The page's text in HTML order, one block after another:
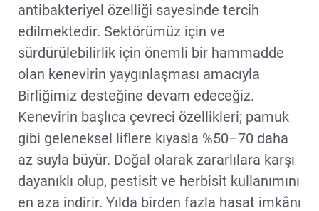
antibakteriyel özelliği sayesinde tercih
edilmektedir. Sektörümüz için ve
sürdürülebilirlik için önemli bir hammadde
olan kenevirin yaygınlaşması amacıyla
Birliğimiz desteğine devam edeceğiz.
Kenevirin başlıca çevreci özellikleri; pamuk
gibi geleneksel liflere kıyasla %50–70 daha
az suyla büyür. Doğal olarak zararlılara karşı
dayanıklı olup, pestisit ve herbisit kullanımını
en aza indirir. Yılda birden fazla hasat imkânı